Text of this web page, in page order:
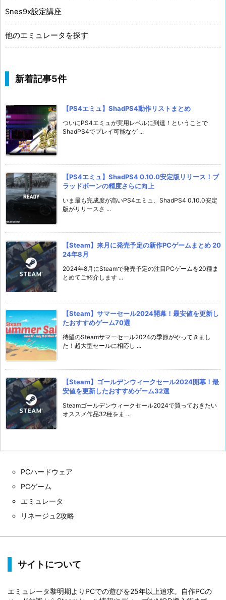
Snes9x設定講座
他のエミュレータを探す
新着記事5件
【PS4エミュ】ShadPS4動作リストまとめ
ついにPS4エミュが実用レベルに到達！ということで
ShadPS4でプレイ可能なゲ ...
【PS4エミュ】ShadPS4 0.10.0安定版リリース！ブ
ラッドボーンの精度さらに向上
いま最も完成度が高いPS4エミュ、ShadPS4 0.10.0安定
版がリリースさ ...
【Steam】来月に発売予定の新作PCゲームまとめ 20
24年8月
2024年8月にSteamで発売予定の注目PCゲームを20種ま
とめてご紹介します ...
【Steam】サマーセール2024開幕！最安値を更新し
たおすすめゲーム70選
待望のSteamサマーセール2024の季節がやってきまし
た！超大型セールに相応し ...
【Steam】ゴールデンウィークセール2024開幕！最
安値を更新したおすすめゲーム32選
Steamゴールデンウィークセール2024で買っておきたい
オススメ作品32種をま ...
PCハードウェア
PCゲーム
エミュレータ
リネージュ2攻略
サイトについて
エミュレータ黎明期よりPCでの遊びを25年以上追求。自作PCの